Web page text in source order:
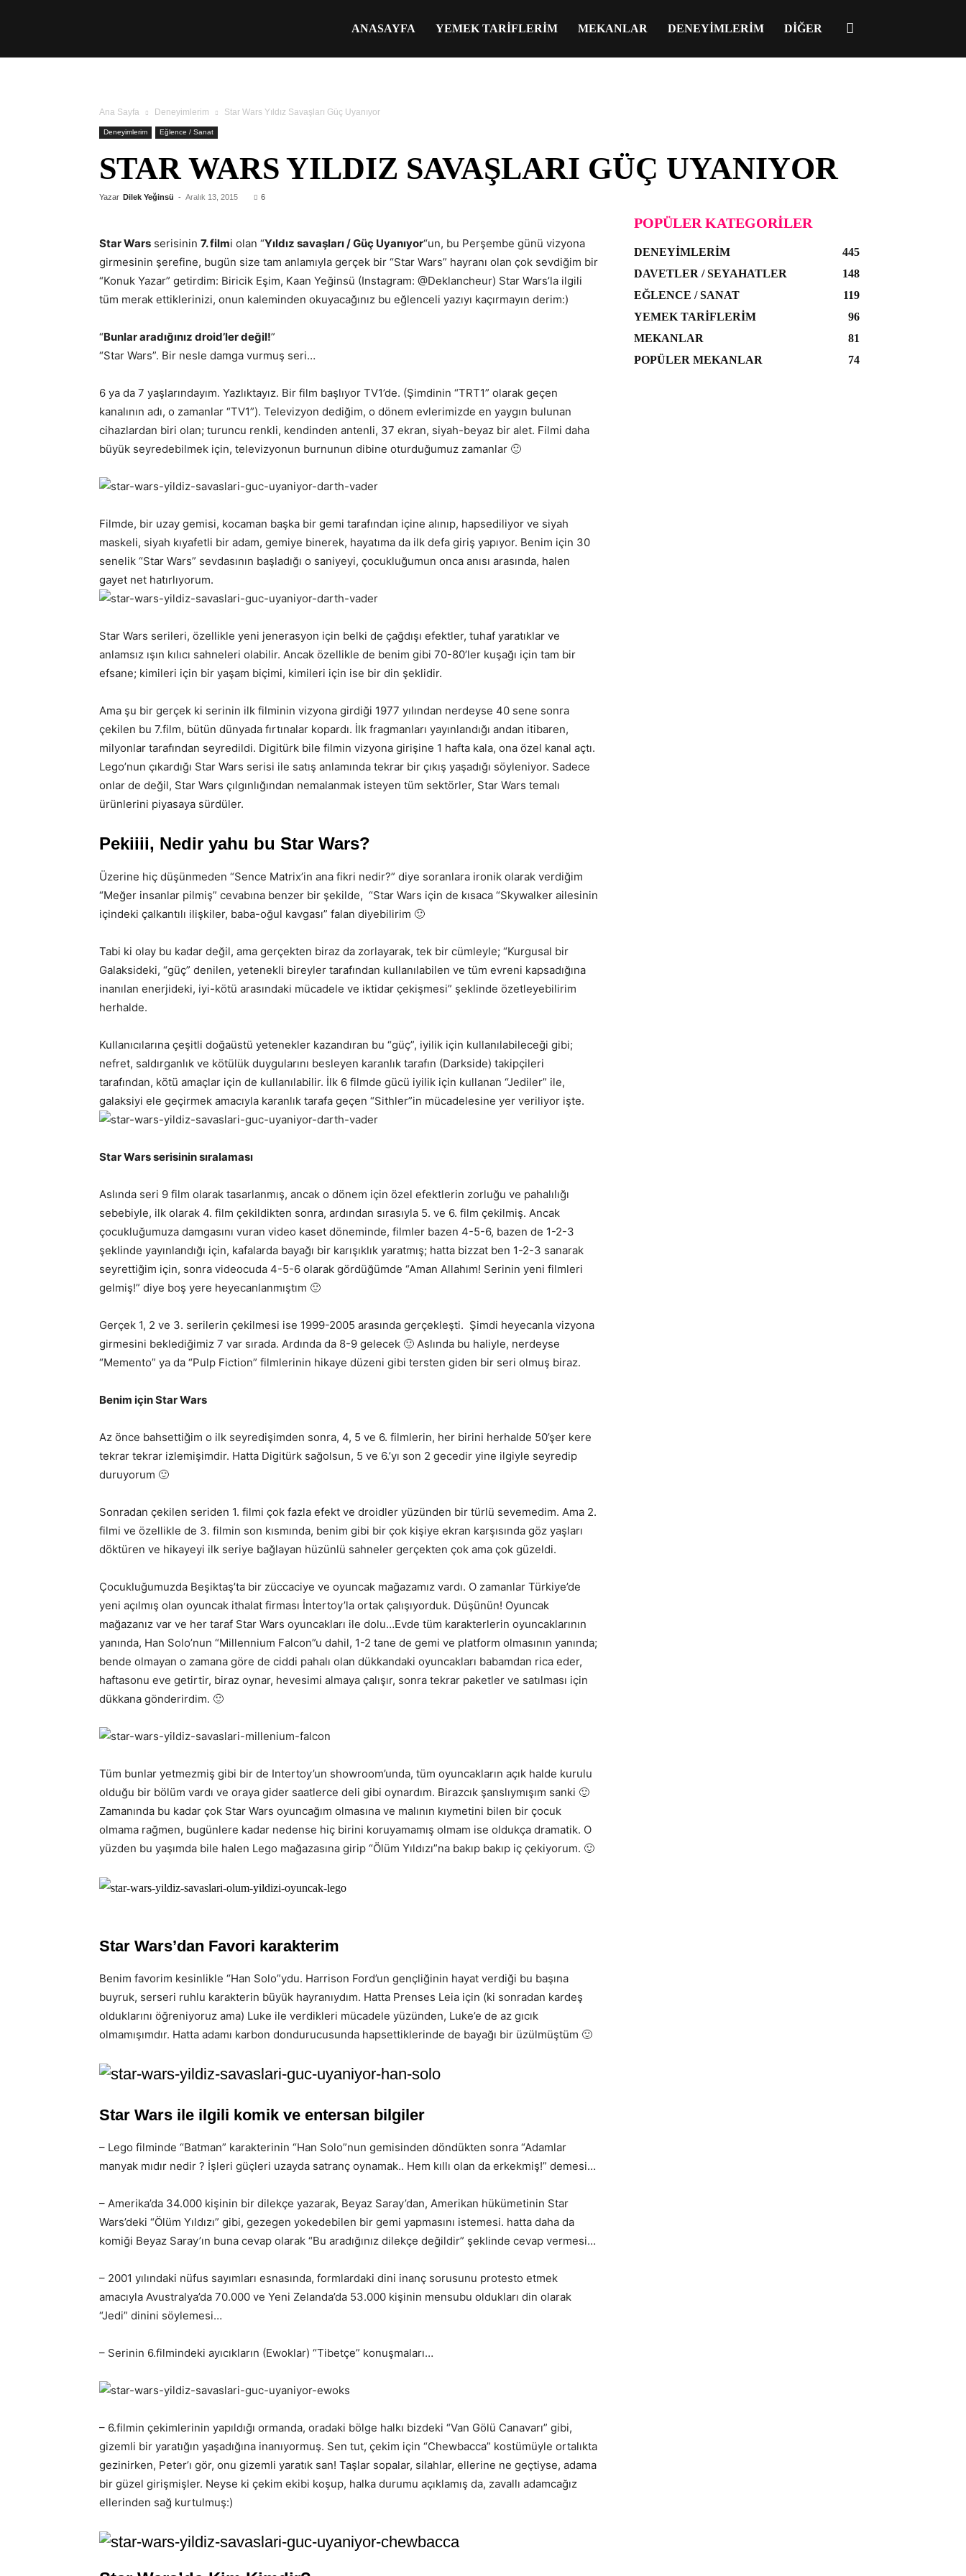
ANASAYFA YEMEK TARIFLERIM MEKANLAR DENEYIMLERIM DIĞER
Ana Sayfa Deneyimlerim Star Wars Yıldız Savaşları Güç Uyanıyor
Deneyimlerim Eğlence / Sanat
STAR WARS YILDIZ SAVAŞLARI GÜÇ UYANIYOR
Yazar Dilek Yeğinsü - Aralık 13, 2015 6
Star Wars serisinin 7. filmi olan “Yıldız savaşları / Güç Uyanıyor“un, bu Perşembe günü vizyona
girmesinin şerefine, bugün size tam anlamıyla gerçek bir “Star Wars” hayranı olan çok sevdiğim bir
“Konuk Yazar” getirdim: Biricik Eşim, Kaan Yeğinsü (Instagram: @Deklancheur) Star Wars’la ilgili
tüm merak ettiklerinizi, onun kaleminden okuyacağınız bu eğlenceli yazıyı kaçırmayın derim:)
“Bunlar aradığınız droid’ler değil!”
“Star Wars”. Bir nesle damga vurmuş seri…
6 ya da 7 yaşlarındayım. Yazlıktayız. Bir film başlıyor TV1’de. (Şimdinin “TRT1” olarak geçen
kanalının adı, o zamanlar “TV1”). Televizyon dediğim, o dönem evlerimizde en yaygın bulunan
cihazlardan biri olan; turuncu renkli, kendinden antenli, 37 ekran, siyah-beyaz bir alet. Filmi daha
büyük seyredebilmek için, televizyonun burnunun dibine oturduğumuz zamanlar 🙂
Filmde, bir uzay gemisi, kocaman başka bir gemi tarafından içine alınıp, hapsediliyor ve siyah
maskeli, siyah kıyafetli bir adam, gemiye binerek, hayatıma da ilk defa giriş yapıyor. Benim için 30
senelik “Star Wars” sevdasının başladığı o saniyeyi, çocukluğumun onca anısı arasında, halen
gayet net hatırlıyorum.
Star Wars serileri, özellikle yeni jenerasyon için belki de çağdışı efektler, tuhaf yaratıklar ve
anlamsız ışın kılıcı sahneleri olabilir. Ancak özellikle de benim gibi 70-80’ler kuşağı için tam bir
efsane; kimileri için bir yaşam biçimi, kimileri için ise bir din şeklidir.
Ama şu bir gerçek ki serinin ilk filminin vizyona girdiği 1977 yılından nerdeyse 40 sene sonra
çekilen bu 7.film, bütün dünyada fırtınalar kopardı. İlk fragmanları yayınlandığı andan itibaren,
milyonlar tarafından seyredildi. Digitürk bile filmin vizyona girişine 1 hafta kala, ona özel kanal açtı.
Lego’nun çıkardığı Star Wars serisi ile satış anlamında tekrar bir çıkış yaşadığı söyleniyor. Sadece
onlar de değil, Star Wars çılgınlığından nemalanmak isteyen tüm sektörler, Star Wars temalı
ürünlerini piyasaya sürdüler.
Pekiiii, Nedir yahu bu Star Wars?
Üzerine hiç düşünmeden “Sence Matrix’in ana fikri nedir?” diye soranlara ironik olarak verdiğim
“Meğer insanlar pilmiş” cevabına benzer bir şekilde, “Star Wars için de kısaca “Skywalker ailesinin
içindeki çalkantılı ilişkiler, baba-oğul kavgası” falan diyebilirim 🙂
Tabi ki olay bu kadar değil, ama gerçekten biraz da zorlayarak, tek bir cümleyle; “Kurgusal bir
Galaksideki, “güç” denilen, yetenekli bireyler tarafından kullanılabilen ve tüm evreni kapsadığına
inanılan enerjideki, iyi-kötü arasındaki mücadele ve iktidar çekişmesi” şeklinde özetleyebilirim
herhalde.
Kullanıcılarına çeşitli doğaüstü yetenekler kazandıran bu “güç”, iyilik için kullanılabileceği gibi;
nefret, saldırganlık ve kötülük duygularını besleyen karanlık tarafın (Darkside) takipçileri
tarafından, kötü amaçlar için de kullanılabilir. İlk 6 filmde gücü iyilik için kullanan “Jediler” ile,
galaksiyi ele geçirmek amacıyla karanlık tarafa geçen “Sithler”in mücadelesine yer veriliyor işte.
Star Wars serisinin sıralaması
Aslında seri 9 film olarak tasarlanmış, ancak o dönem için özel efektlerin zorluğu ve pahalılığı
sebebiyle, ilk olarak 4. film çekildikten sonra, ardından sırasıyla 5. ve 6. film çekilmiş. Ancak
çocukluğumuza damgasını vuran video kaset döneminde, filmler bazen 4-5-6, bazen de 1-2-3
şeklinde yayınlandığı için, kafalarda bayağı bir karışıklık yaratmış; hatta bizzat ben 1-2-3 sanarak
seyrettiğim için, sonra videocuda 4-5-6 olarak gördüğümde “Aman Allahım! Serinin yeni filmleri
gelmiş!” diye boş yere heyecanlanmıştım 🙂
Gerçek 1, 2 ve 3. serilerin çekilmesi ise 1999-2005 arasında gerçekleşti. Şimdi heyecanla vizyona
girmesini beklediğimiz 7 var sırada. Ardında da 8-9 gelecek 🙂 Aslında bu haliyle, nerdeyse
“Memento” ya da “Pulp Fiction” filmlerinin hikaye düzeni gibi tersten giden bir seri olmuş biraz.
Benim için Star Wars
Az önce bahsettiğim o ilk seyredişimden sonra, 4, 5 ve 6. filmlerin, her birini herhalde 50’şer kere
tekrar tekrar izlemişimdir. Hatta Digitürk sağolsun, 5 ve 6.’yı son 2 gecedir yine ilgiyle seyredip
duruyorum 🙂
Sonradan çekilen seriden 1. filmi çok fazla efekt ve droidler yüzünden bir türlü sevemedim. Ama 2.
filmi ve özellikle de 3. filmin son kısmında, benim gibi bir çok kişiye ekran karşısında göz yaşları
döktüren ve hikayeyi ilk seriye bağlayan hüzünlü sahneler gerçekten çok ama çok güzeldi.
Çocukluğumuzda Beşiktaş’ta bir züccaciye ve oyuncak mağazamız vardı. O zamanlar Türkiye’de
yeni açılmış olan oyuncak ithalat firması İntertoy’la ortak çalışıyorduk. Düşünün! Oyuncak
mağazanız var ve her taraf Star Wars oyuncakları ile dolu…Evde tüm karakterlerin oyuncaklarının
yanında, Han Solo’nun “Millennium Falcon”u dahil, 1-2 tane de gemi ve platform olmasının yanında;
bende olmayan o zamana göre de ciddi pahalı olan dükkandaki oyuncakları babamdan rica eder,
haftasonu eve getirtir, biraz oynar, hevesimi almaya çalışır, sonra tekrar paketler ve satılması için
dükkana gönderirdim. 🙂
Tüm bunlar yetmezmiş gibi bir de Intertoy’un showroom’unda, tüm oyuncakların açık halde kurulu
olduğu bir bölüm vardı ve oraya gider saatlerce deli gibi oynardım. Birazcık şanslıymışım sanki 🙂
Zamanında bu kadar çok Star Wars oyuncağım olmasına ve malının kıymetini bilen bir çocuk
olmama rağmen, bugünlere kadar nedense hiç birini koruyamamış olmam ise oldukça dramatik. O
yüzden bu yaşımda bile halen Lego mağazasına girip “Ölüm Yıldızı”na bakıp bakıp iç çekiyorum. 🙂
Star Wars’dan Favori karakterim
Benim favorim kesinlikle “Han Solo”ydu. Harrison Ford’un gençliğinin hayat verdiği bu başına
buyruk, serseri ruhlu karakterin büyük hayranıydım. Hatta Prenses Leia için (ki sonradan kardeş
olduklarını öğreniyoruz ama) Luke ile verdikleri mücadele yüzünden, Luke’e de az gıcık
olmamışımdır. Hatta adamı karbon dondurucusunda hapsettiklerinde de bayağı bir üzülmüştüm 🙂
Star Wars ile ilgili komik ve entersan bilgiler
– Lego filminde “Batman” karakterinin “Han Solo”nun gemisinden döndükten sonra “Adamlar
manyak mıdır nedir ? İşleri güçleri uzayda satranç oynamak.. Hem kıllı olan da erkekmiş!” demesi…
– Amerika’da 34.000 kişinin bir dilekçe yazarak, Beyaz Saray’dan, Amerikan hükümetinin Star
Wars’deki “Ölüm Yıldızı” gibi, gezegen yokedebilen bir gemi yapmasını istemesi. hatta daha da
komiği Beyaz Saray’ın buna cevap olarak “Bu aradığınız dilekçe değildir” şeklinde cevap vermesi…
– 2001 yılındaki nüfus sayımları esnasında, formlardaki dini inanç sorusunu protesto etmek
amacıyla Avustralya’da 70.000 ve Yeni Zelanda’da 53.000 kişinin mensubu oldukları din olarak
“Jedi” dinini söylemesi…
– Serinin 6.filmindeki ayıcıkların (Ewoklar) “Tibetçe” konuşmaları…
– 6.filmin çekimlerinin yapıldığı ormanda, oradaki bölge halkı bizdeki “Van Gölü Canavarı” gibi,
gizemli bir yaratığın yaşadığına inanıyormuş. Sen tut, çekim için “Chewbacca” kostümüyle ortalıkta
gezinirken, Peter’ı gör, onu gizemli yaratık san! Taşlar sopalar, silahlar, ellerine ne geçtiyse, adama
bir güzel girişmişler. Neyse ki çekim ekibi koşup, halka durumu açıklamış da, zavallı adamcağız
ellerinden sağ kurtulmuş:)
POPÜLER KATEGORILER
DENEYIMLERIM
445
DAVETLER / SEYAHATLER
148
EĞLENCE / SANAT
119
YEMEK TARIFLERIM
96
MEKANLAR
81
POPÜLER MEKANLAR
74